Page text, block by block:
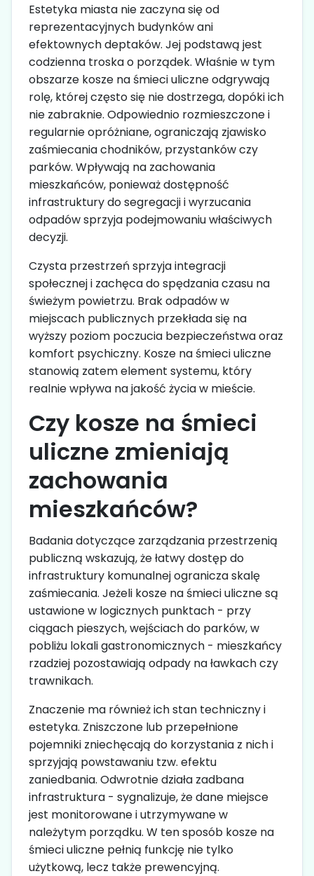
Estetyka miasta nie zaczyna się od
reprezentacyjnych budynków ani
efektownych deptaków. Jej podstawą jest
codzienna troska o porządek. Właśnie w tym
obszarze kosze na śmieci uliczne odgrywają
rolę, której często się nie dostrzega, dopóki ich
nie zabraknie. Odpowiednio rozmieszczone i
regularnie opróżniane, ograniczają zjawisko
zaśmiecania chodników, przystanków czy
parków. Wpływają na zachowania
mieszkańców, ponieważ dostępność
infrastruktury do segregacji i wyrzucania
odpadów sprzyja podejmowaniu właściwych
decyzji.
Czysta przestrzeń sprzyja integracji
społecznej i zachęca do spędzania czasu na
świeżym powietrzu. Brak odpadów w
miejscach publicznych przekłada się na
wyższy poziom poczucia bezpieczeństwa oraz
komfort psychiczny. Kosze na śmieci uliczne
stanowią zatem element systemu, który
realnie wpływa na jakość życia w mieście.
Czy kosze na śmieci
uliczne zmieniają
zachowania
mieszkańców?
Badania dotyczące zarządzania przestrzenią
publiczną wskazują, że łatwy dostęp do
infrastruktury komunalnej ogranicza skalę
zaśmiecania. Jeżeli kosze na śmieci uliczne są
ustawione w logicznych punktach - przy
ciągach pieszych, wejściach do parków, w
pobliżu lokali gastronomicznych - mieszkańcy
rzadziej pozostawiają odpady na ławkach czy
trawnikach.
Znaczenie ma również ich stan techniczny i
estetyka. Zniszczone lub przepełnione
pojemniki zniechęcają do korzystania z nich i
sprzyjają powstawaniu tzw. efektu
zaniedbania. Odwrotnie działa zadbana
infrastruktura - sygnalizuje, że dane miejsce
jest monitorowane i utrzymywane w
należytym porządku. W ten sposób kosze na
śmieci uliczne pełnią funkcję nie tylko
użytkową, lecz także prewencyjną.